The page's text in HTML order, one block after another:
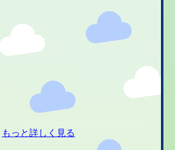
もっと詳しく見る